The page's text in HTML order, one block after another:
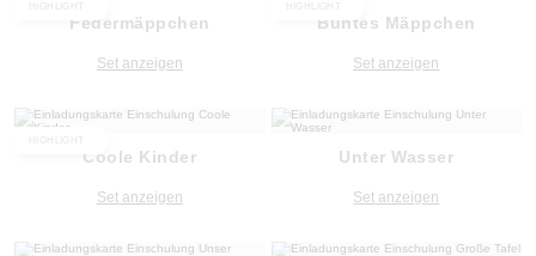
Federmäppchen
Set anzeigen
Buntes Mäppchen
Set anzeigen
Coole Kinder
Set anzeigen
Unter Wasser
Set anzeigen